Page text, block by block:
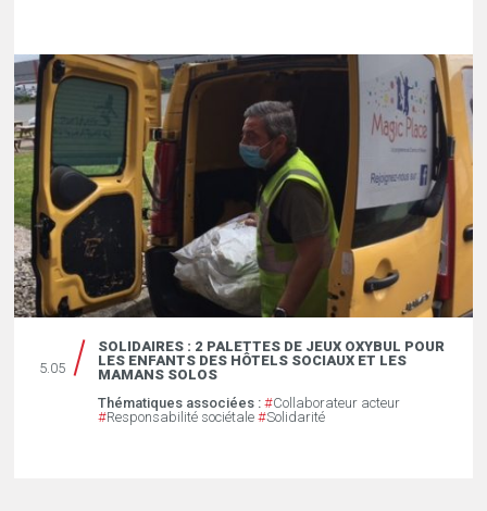
5.05
SOLIDAIRES : 2 PALETTES DE JEUX OXYBUL POUR
LES ENFANTS DES HÔTELS SOCIAUX ET LES
MAMANS SOLOS
Thématiques associées : #Collaborateur acteur
#Responsabilité sociétale #Solidarité